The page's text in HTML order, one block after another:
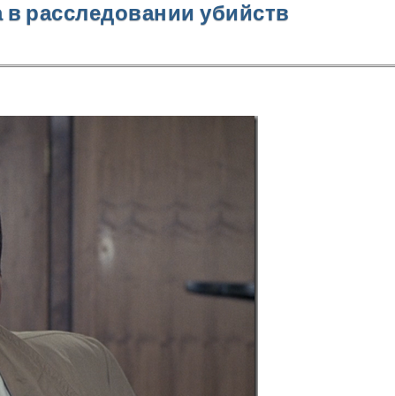
расследовании убийств